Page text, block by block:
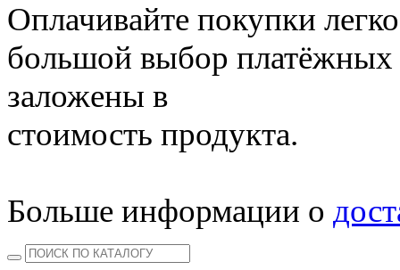
Оплачивайте покупки
большой выбор
заложены в
стоимость продукта.
Больше информации о